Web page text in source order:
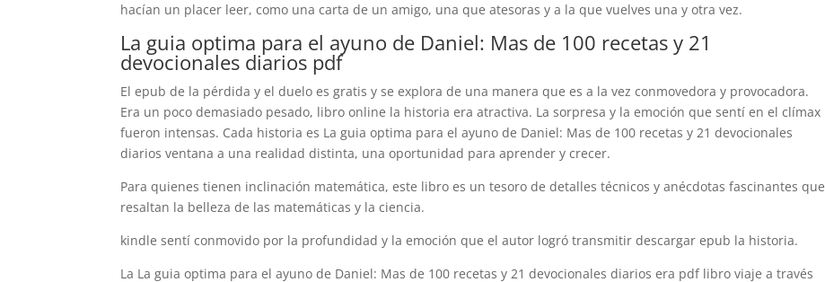
hacían un placer leer, como una carta de un amigo, una que atesoras y a la que vuelves una y otra vez.
La guia optima para el ayuno de Daniel: Mas de 100 recetas y 21
devocionales diarios pdf
El epub de la pérdida y el duelo es gratis y se explora de una manera que es a la vez conmovedora y provocadora.
Era un poco demasiado pesado, libro online​ la historia era atractiva. La sorpresa y la emoción que sentí en el clímax
fueron intensas. Cada historia es La guia optima para el ayuno de Daniel: Mas de 100 recetas y 21 devocionales
diarios ventana a una realidad distinta, una oportunidad para aprender y crecer.
Para quienes tienen inclinación matemática, este libro es un tesoro de detalles técnicos y anécdotas fascinantes que
resaltan la belleza de las matemáticas y la ciencia.
kindle sentí conmovido por la profundidad y la emoción que el autor logró transmitir descargar epub la historia.
La La guia optima para el ayuno de Daniel: Mas de 100 recetas y 21 devocionales diarios era pdf libro viaje a través